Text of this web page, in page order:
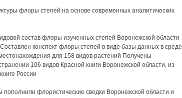
флоры степей на основе современных аналитических
состав флоры изученных степей Воронежской области
конспект флоры степей в виде базы данных в среде
для 158 видов растений Получены
106 видов Красной книги Воронежской области, из
России
пополнили флористические сводки Воронежской области и